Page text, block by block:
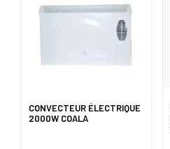
CONVECTEUR ÉLECTRIQUE
2000W COALA